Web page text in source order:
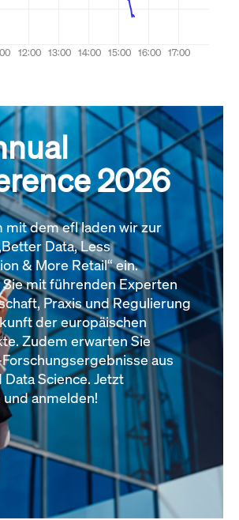
2026
mit dem efl laden wir zur
Data, Less
& More Retail“ ein.
mit führenden Experten
Praxis und Regulierung
der europäischen
Zudem erwarten Sie
aus
Science. Jetzt
anmelden!